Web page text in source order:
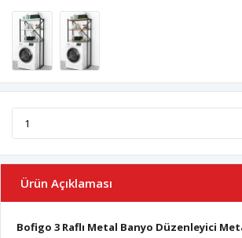
Ürün Açıklaması
Bofigo 3 Raflı Metal Banyo Düzenleyici